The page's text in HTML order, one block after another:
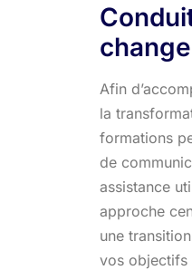
Afin
la
formations
de
assistance
approche
une
vos objectifs